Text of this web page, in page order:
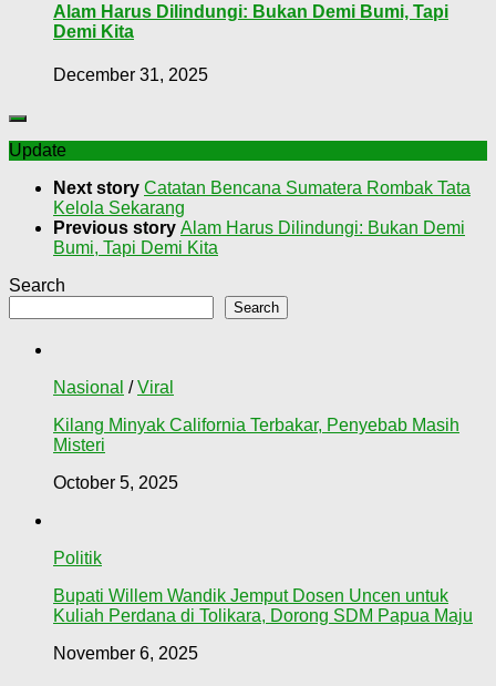
Alam Harus Dilindungi: Bukan Demi Bumi, Tapi
Demi Kita
December 31, 2025
Update
Next story Catatan Bencana Sumatera Rombak Tata
Kelola Sekarang
Previous story Alam Harus Dilindungi: Bukan Demi
Bumi, Tapi Demi Kita
Search
Search
Nasional /Viral
Kilang Minyak California Terbakar, Penyebab Masih
Misteri
October 5, 2025
Politik
Bupati Willem Wandik Jemput Dosen Uncen untuk
Kuliah Perdana di Tolikara, Dorong SDM Papua Maju
November 6, 2025